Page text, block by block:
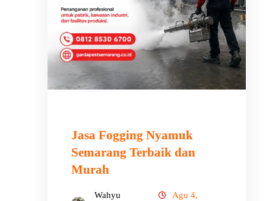
Jasa Fogging Nyamuk
Semarang Terbaik dan
Murah
Wahyu
Agu 4,